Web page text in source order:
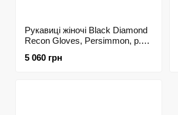
Рукавиці жіночі Black Diamond
Recon Gloves, Persimmon, р.M
5 060 грн